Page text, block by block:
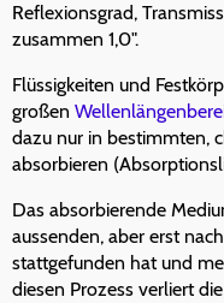
Reflexionsgrad,
zusammen 1,0".
Flüssigkeiten und
großen
dazu nur in bestimmten,
absorbieren
Das absorbierende
aussenden, aber erst
stattgefunden hat und
diesen Prozess verliert